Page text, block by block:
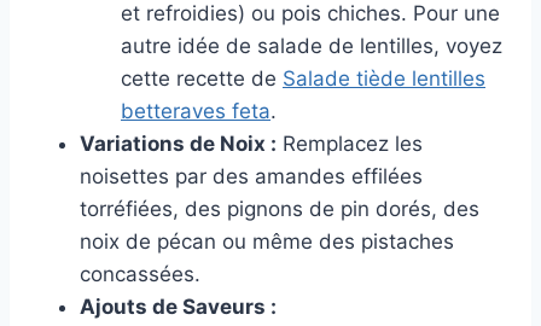
et refroidies) ou pois chiches. Pour une
autre idée de salade de lentilles, voyez
cette recette de Salade tiède lentilles
betteraves feta.
Variations de Noix : Remplacez les
noisettes par des amandes effilées
torréfiées, des pignons de pin dorés, des
noix de pécan ou même des pistaches
concassées.
Ajouts de Saveurs :